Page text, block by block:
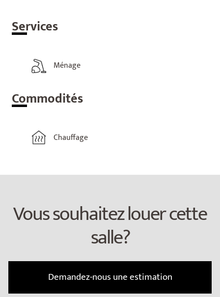
Services
Ménage
Commodités
Chauffage
Vous souhaitez louer cette
salle?
Demandez-nous une estimation